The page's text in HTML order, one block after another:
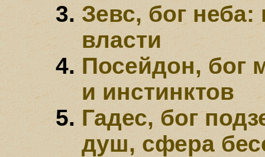
Зевс, бог
власти
Посейдон, бог
и инстинктов
Гадес, бог
душ, сфера